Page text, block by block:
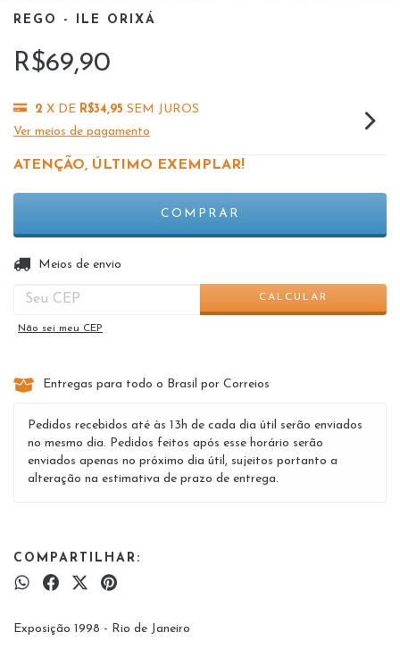
REGO - ILE ORIXÁ
R$69,90
2 X DE R$34,95 SEM JUROS
Ver meios de pagamento
ATENÇÃO, ÚLTIMO EXEMPLAR!
Entregas para o CEP:
Meios de envio
CALCULAR
Não sei meu CEP
Entregas para todo o Brasil por Correios
Pedidos recebidos até às 13h de cada dia útil serão enviados
no mesmo dia. Pedidos feitos após esse horário serão
enviados apenas no próximo dia útil, sujeitos portanto a
alteração na estimativa de prazo de entrega.
COMPARTILHAR:
Exposição 1998 - Rio de Janeiro